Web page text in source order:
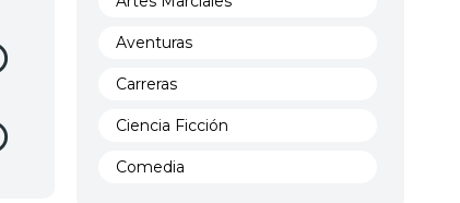
Aventuras
Carreras
Ciencia Ficción
Comedia